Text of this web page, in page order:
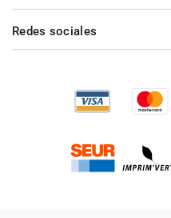
Redes sociales